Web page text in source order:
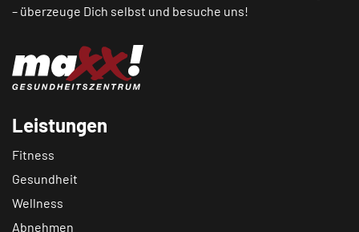
– überzeuge Dich selbst und besuche uns!
Leistungen
Fitness
Gesundheit
Wellness
Abnehmen